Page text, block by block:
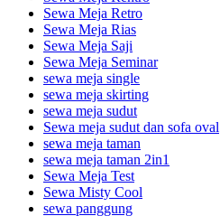
Sewa Meja Retro
Sewa Meja Rias
Sewa Meja Saji
Sewa Meja Seminar
sewa meja single
sewa meja skirting
sewa meja sudut
Sewa meja sudut dan sofa oval
sewa meja taman
sewa meja taman 2in1
Sewa Meja Test
Sewa Misty Cool
sewa panggung